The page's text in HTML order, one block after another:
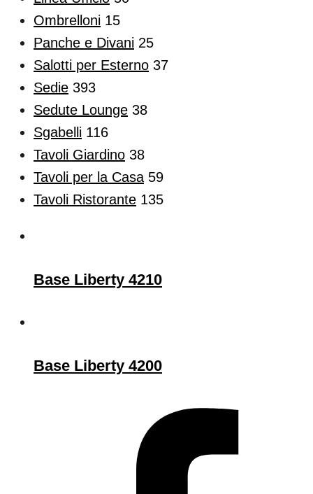
Ombrelloni 15
Panche e Divani 25
Salotti per Esterno 37
Sedie 393
Sedute Lounge 38
Sgabelli 116
Tavoli Giardino 38
Tavoli per la Casa 59
Tavoli Ristorante 135
Base Liberty 4210
Base Liberty 4200